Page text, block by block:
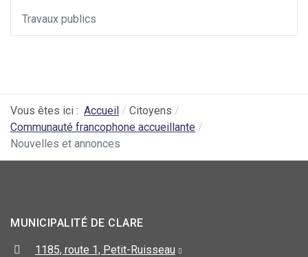
Travaux publics
Vous êtes ici : Accueil
Citoyens
Communauté francophone accueillante
Nouvelles et annonces
MUNICIPALITÉ DE CLARE
1185, route 1, Petit-Ruisseau